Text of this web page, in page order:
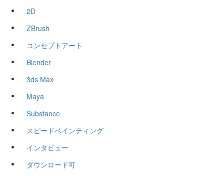
2D
ZBrush
コンセプトアート
Blender
3ds Max
Maya
Substance
スピードペインティング
インタビュー
ダウンロード可